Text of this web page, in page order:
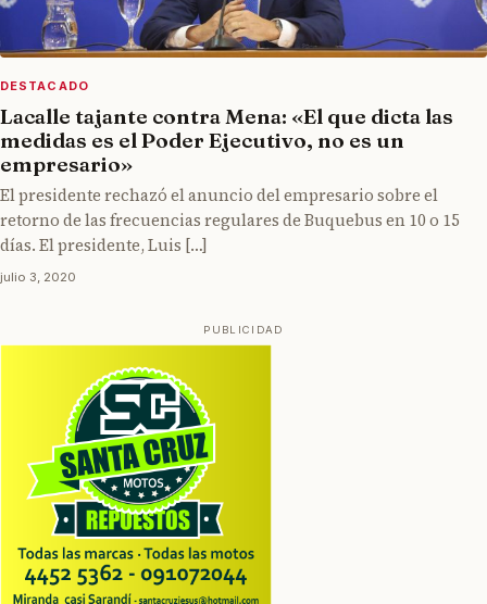
DESTACADO
Lacalle tajante contra Mena: «El que dicta las
medidas es el Poder Ejecutivo, no es un
empresario»
El presidente rechazó el anuncio del empresario sobre el
retorno de las frecuencias regulares de Buquebus en 10 o 15
días. El presidente, Luis […]
julio 3, 2020